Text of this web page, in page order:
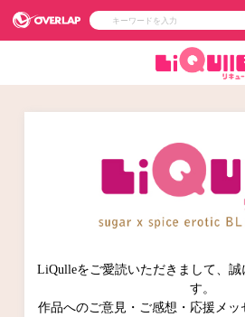
ラ
お
オーバーラップ文庫
オーバーラップノベル
LiQulleをご愛読いただきまして、誠
す。
作品へのご意見・ご感想・応援メッ